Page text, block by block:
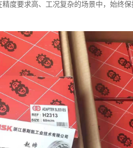
度要求高、工况复杂的场景中，始终